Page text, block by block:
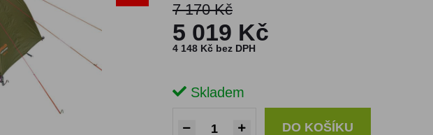
7 170 Kč
5 019 Kč
4 148 Kč bez DPH
Skladem
DO KOŠÍKU